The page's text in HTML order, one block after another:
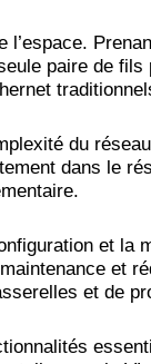
l’espace.
paire de
du
dans le
et la
et
et de